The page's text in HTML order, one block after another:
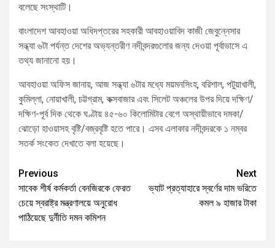
বলেছে সংস্থাটি।
বাংলাদেশ আবহাওয়া অধিদপ্তরের সহকারী আবহাওয়াবিদ কাজী জেবুন্নেসার
সন্ধ্যা ৬টা পর্যন্ত দেশের অভ্যন্তরীণ নদীবন্দরগুলোর জন্য দেওয়া পূর্বাভাসে এ
তথ্য জানানো হয়।
আবহাওয়া অফিস জানায়, আজ সন্ধ্যা ৬টার মধ্যে ময়মনসিংহ, বরিশাল, পটুয়াখালী,
কুমিল্লা, নোয়াখালী, চট্টগ্রাম, কক্সবাজার এবং সিলেট অঞ্চলের উপর দিয়ে দক্ষিণ/
দক্ষিণ-পূর্ব দিক থেকে ঘণ্টায় ৪৫-৬০ কিলোমিটার বেগে অস্থায়ীভাবে দমকা/
ঝোড়ো হাওয়াসহ বৃষ্টি/বজ্রবৃষ্টি হতে পারে। এসব এলাকার নদীবন্দরকে ১ নম্বর
সতর্ক সংকেত দেখাতে বলা হয়েছে।
Previous
সাবেক শীর্ষ কর্মকর্তা বেনজিরকে ফেরত
চেয়ে স্বরাষ্ট্র মন্ত্রণালয়ে অনুরোধ
পাঠিয়েছে দুর্নীতি দমন কমিশন
Next
ভ্যাট প্রত্যাহারে স্বর্ণের দাম ভরিতে
কমল ৯ হাজার টাকা